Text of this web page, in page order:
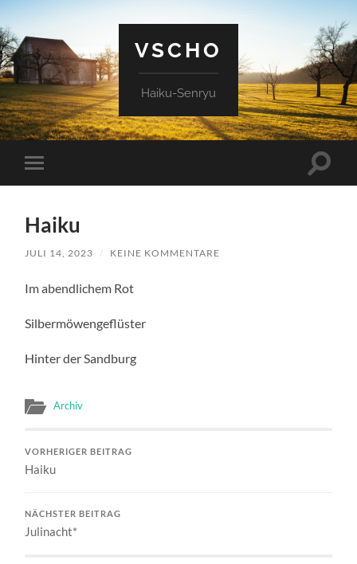
VSCHO
Haiku-Senryu
Mobile-
Menü
Haiku
JULI 14, 2023 / KEINE KOMMENTARE
Im abendlichem Rot
Silbermöwengeflüster
Hinter der Sandburg
Archiv
VORHERIGER BEITRAG
Haiku
NÄCHSTER BEITRAG
Julinacht*